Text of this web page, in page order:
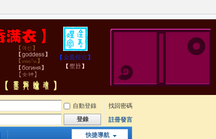
自動登錄
找回密碼
登錄 註冊發言
快捷導航